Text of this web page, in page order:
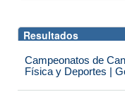
Resultados
Campeonatos de
Física y Deportes |